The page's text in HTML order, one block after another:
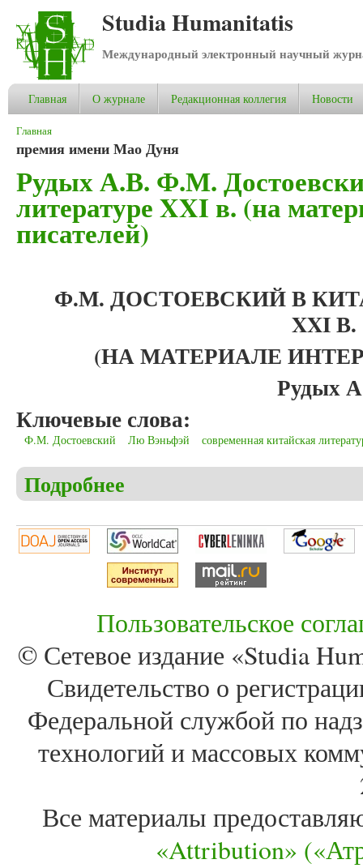
Studia Humanitatis
Международный электронный научный
Главная О журнале Редакционная коллегия Новости
Вы здесь
Главная
премия имени Мао Дуня
Рудых А.В. Ф.М.
литературе XXI в. (на
писателей)
Ф.М. ДОСТОЕВСКИЙ В
XXIВ.
(НА МАТЕРИАЛЕ
Рудых
Ключевые слова:
Ф.М. Достоевский Лю Вэньфэй современная китайская
Подробнее
Пользовательское
© Сетевое издание «Studia
Свидетельство о
Федеральной службой по
технологий и массовых
Все материалы
«Attribution»